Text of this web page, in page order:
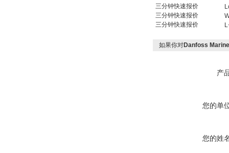
三分钟快速报价
三分钟快速报价
三分钟快速报价
如果你对Danfoss
产
您的单
您的姓